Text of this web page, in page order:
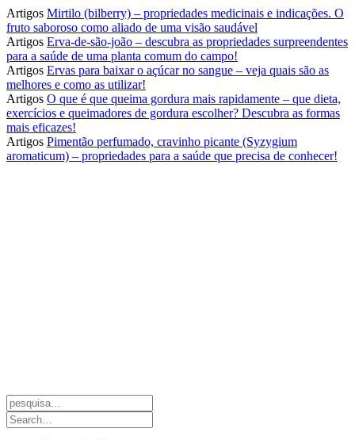
Artigos Mirtilo (bilberry) – propriedades medicinais e indicações. O
fruto saboroso como aliado de uma visão saudável
Artigos Erva-de-são-joão – descubra as propriedades surpreendentes
para a saúde de uma planta comum do campo!
Artigos Ervas para baixar o açúcar no sangue – veja quais são as
melhores e como as utilizar!
Artigos O que é que queima gordura mais rapidamente – que dieta,
exercícios e queimadores de gordura escolher? Descubra as formas
mais eficazes!
Artigos Pimentão perfumado, cravinho picante (Syzygium
aromaticum) – propriedades para a saúde que precisa de conhecer!